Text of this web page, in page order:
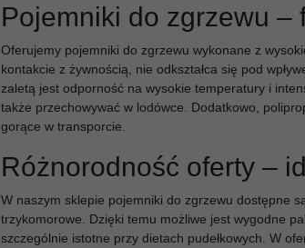
Pojemniki do zgrzewu –
Oferujemy pojemniki do zgrzewu wykonane z
kontakcie z żywnością, nie odkształca się pod
zaletą jest odporność na wysokie temperatury i
także przechowywać w lodówce. Dodatkowo,
gorące w transporcie.
Różnorodność oferty –
W naszym sklepie pojemniki do zgrzewu dostępne
trzykomorowe. Dzięki temu możliwe jest wygodne
szczególnie istotne przy dietach pudełkowych. W